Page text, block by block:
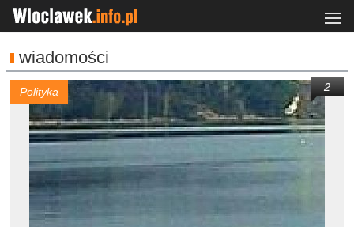
wiadomości
Polityka 2